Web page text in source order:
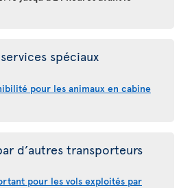
spéciaux
pour les animaux en cabine
d’autres transporteurs
pour les vols exploités par